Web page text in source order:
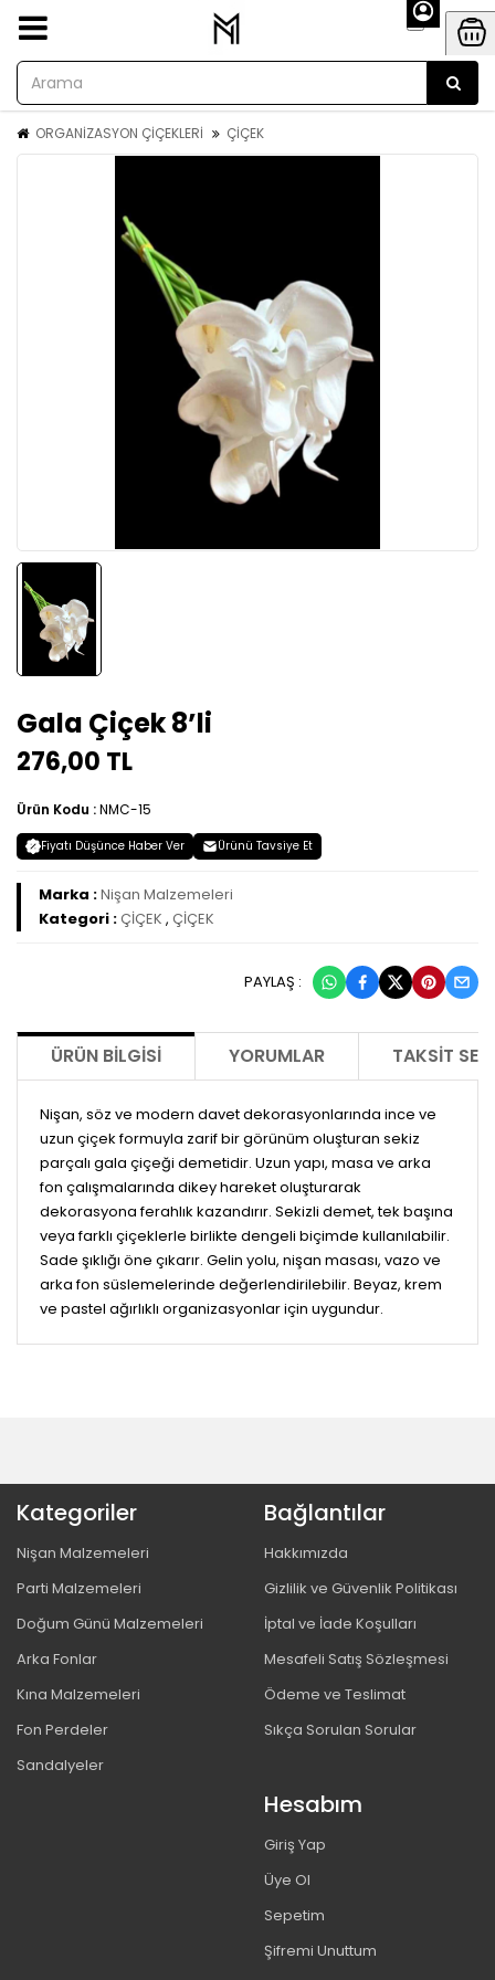
ORGANİZASYON ÇİÇEKLERİ ÇİÇEK
Gala Çiçek 8’li
276,00 TL
Ürün Kodu :NMC-15
Fiyatı Düşünce Haber Ver Ürünü Tavsiye Et
Marka :Nişan Malzemeleri
Kategori :ÇİÇEK , ÇİÇEK
PAYLAŞ :
ÜRÜN BILGISI YORUMLAR TAKSIT
Nişan, söz ve modern davet dekorasyonlarında ince ve
uzun çiçek formuyla zarif bir görünüm oluşturan sekiz
parçalı gala çiçeği demetidir. Uzun yapı, masa ve arka
fon çalışmalarında dikey hareket oluşturarak
dekorasyona ferahlık kazandırır. Sekizli demet, tek başına
veya farklı çiçeklerle birlikte dengeli biçimde kullanılabilir.
Sade şıklığı öne çıkarır. Gelin yolu, nişan masası, vazo ve
arka fon süslemelerinde değerlendirilebilir. Beyaz, krem
ve pastel ağırlıklı organizasyonlar için uygundur.
Kategoriler
Nişan Malzemeleri
Parti Malzemeleri
Doğum Günü Malzemeleri
Arka Fonlar
Kına Malzemeleri
Fon Perdeler
Sandalyeler
Bağlantılar
Hakkımızda
Gizlilik ve Güvenlik Politikası
İptal ve İade Koşulları
Mesafeli Satış Sözleşmesi
Ödeme ve Teslimat
Sıkça Sorulan Sorular
Hesabım
Giriş Yap
Üye Ol
Sepetim
Şifremi Unuttum